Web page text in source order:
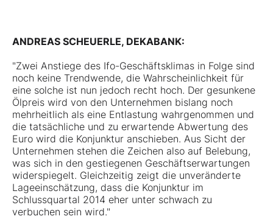
ANDREAS SCHEUERLE, DEKABANK:
"Zwei Anstiege des Ifo-Geschäftsklimas in Folge sind
noch keine Trendwende, die Wahrscheinlichkeit für
eine solche ist nun jedoch recht hoch. Der gesunkene
Ölpreis wird von den Unternehmen bislang noch
mehrheitlich als eine Entlastung wahrgenommen und
die tatsächliche und zu erwartende Abwertung des
Euro wird die Konjunktur anschieben. Aus Sicht der
Unternehmen stehen die Zeichen also auf Belebung,
was sich in den gestiegenen Geschäftserwartungen
widerspiegelt. Gleichzeitig zeigt die unveränderte
Lageeinschätzung, dass die Konjunktur im
Schlussquartal 2014 eher unter schwach zu
verbuchen sein wird."